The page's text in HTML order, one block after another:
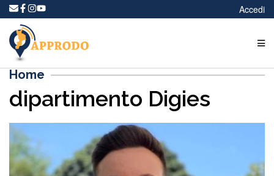
Accedi
Home
dipartimento Digies